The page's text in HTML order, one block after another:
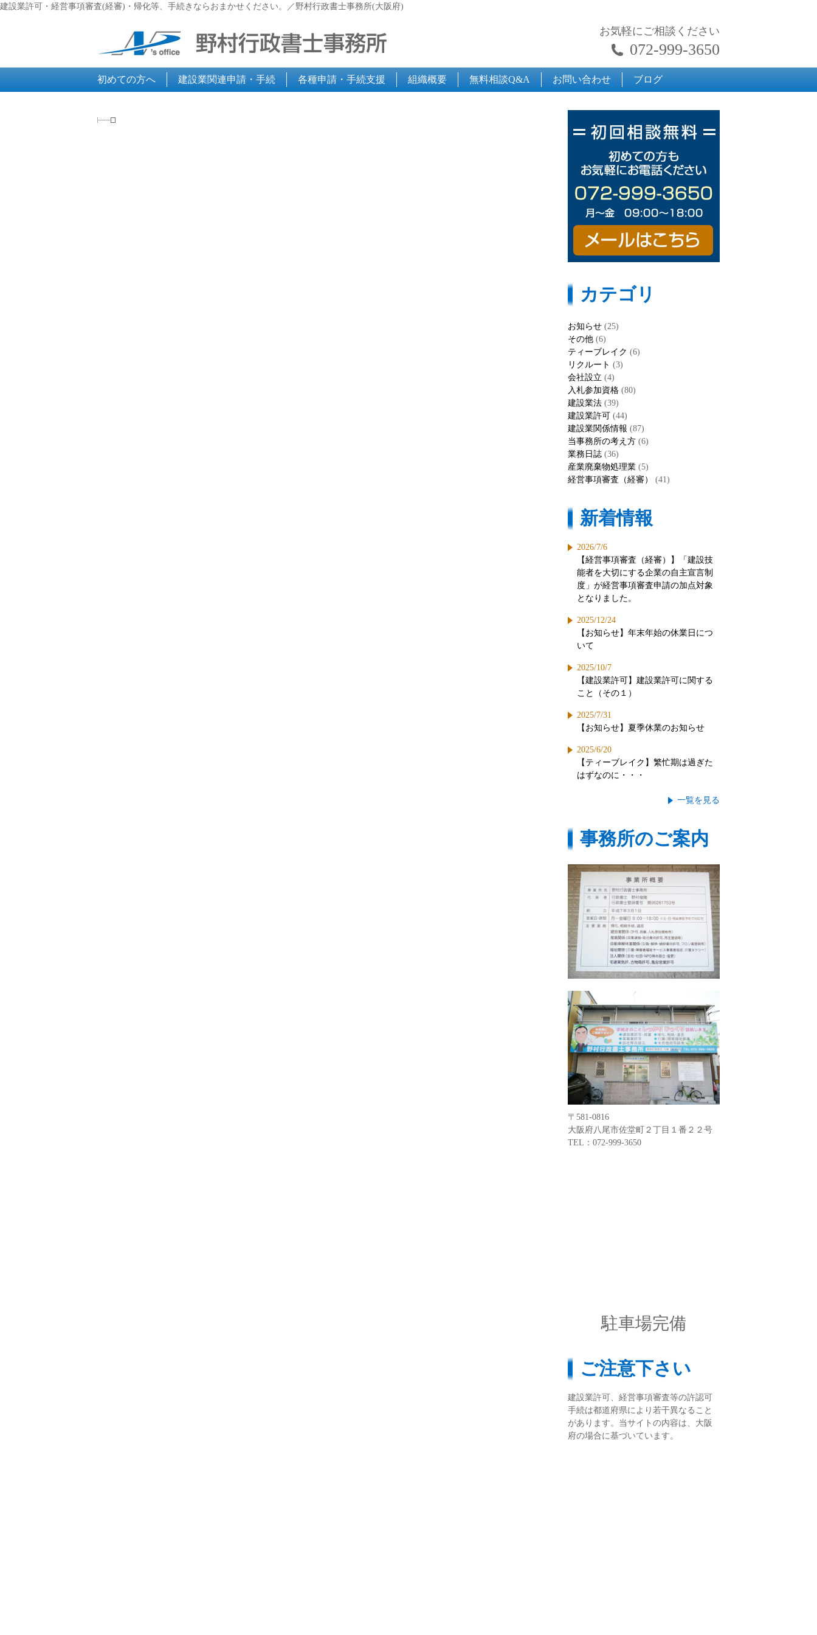
建設業許可・経営事項審査(経審)・帰化等、手続きならおまかせください。／野村行政書士事務所(大阪府)
お気軽にご相談ください
072-999-3650
初めての方へ 建設業関連申請・手続 各種申請・手続支援 組織概要 無料相談Q&A お問い合わせ ブログ
カテゴリ
お知らせ (25)
その他 (6)
ティーブレイク (6)
リクルート (3)
会社設立 (4)
入札参加資格 (80)
建設業法 (39)
建設業許可 (44)
建設業関係情報 (87)
当事務所の考え方 (6)
業務日誌 (36)
産業廃棄物処理業 (5)
経営事項審査（経審）
(41)
新着情報
2026/7/6
【経営事項審査（経審）】「建設技
能者を大切にする企業の自主宣言制
度」が経営事項審査申請の加点対象
となりました。
2025/12/24
【お知らせ】年末年始の休業日につ
いて
2025/10/7
【建設業許可】建設業許可に関する
こと（その１）
2025/7/31
【お知らせ】夏季休業のお知らせ
2025/6/20
【ティーブレイク】繁忙期は過ぎた
はずなのに・・・
一覧を見る
事務所のご案内
〒581-0816
大阪府八尾市佐堂町２丁目１番２２号
TEL：072-999-3650
駐車場完備
ご注意下さい
建設業許可、経営事項審査等の許認可
手続は都道府県により若干異なること
があります。当サイトの内容は、大阪
府の場合に基づいています。